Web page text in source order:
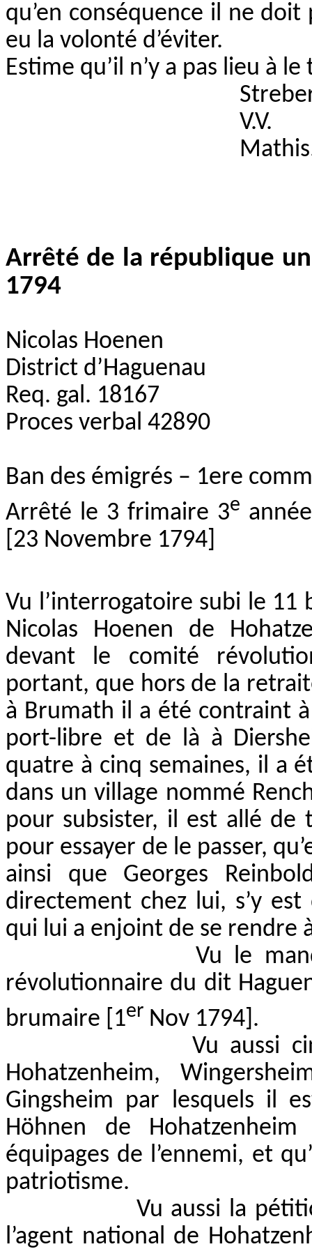
qu’en conséquence il ne doit
eu la volonté d’éviter.
Estime qu’il n’y a pas lieu à
V.V.
Arrêté de la république
1794
Nicolas Hoenen
District d’Haguenau
Req. gal. 18167
Proces verbal 42890
Ban des émigrés – 1ere
Arrêté le 3 frimaire 3e
[23 Novembre 1794]
Vu l’interrogatoire subi le
Nicolas Hoenen de
devant le comité
portant, que hors de la
à Brumath il a été contraint
port-libre et de là à
quatre à cinq semaines, il a
dans un village nommé
pour subsister, il est allé de
pour essayer de le passer,
ainsi que Georges
directement chez lui, s’y
qui lui a enjoint de se rendre
Vu le
révolutionnaire du dit
brumaire [1er Nov 1794].
Vu aussi
Hohatzenheim,
Gingsheim par lesquels il
Höhnen de
équipages de l’ennemi, et
patriotisme.
Vu aussi la
l’agent national de